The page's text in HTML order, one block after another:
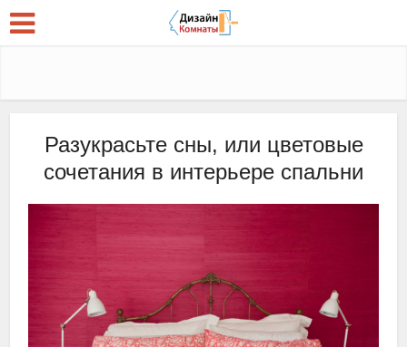
Разукрасьте сны, или цветовые
сочетания в интерьере спальни